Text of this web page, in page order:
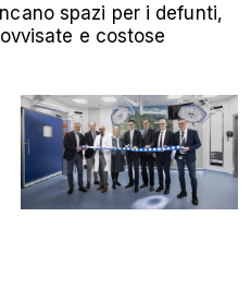
spazi per i defunti,
e costose